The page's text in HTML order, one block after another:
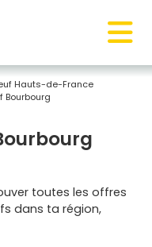
Hauts-de-France
Bourbourg
toutes les offres
dans ta région,